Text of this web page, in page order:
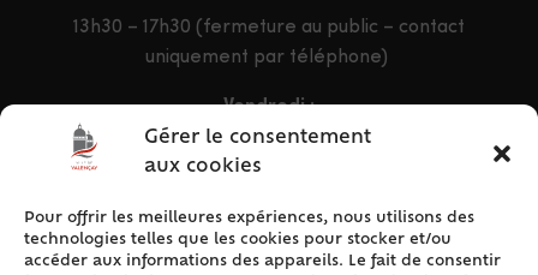
Gérer le consentement
aux cookies
Pour offrir les meilleures expériences, nous utilisons des
technologies telles que les cookies pour stocker et/ou
accéder aux informations des appareils. Le fait de consentir
13h30 – 17h30 (fermeture au public – contact
uniquement par téléphone)
Vendredi :
9h – 12h & 13h30 – 16h30
ACCÈS RAPIDE
Accueil